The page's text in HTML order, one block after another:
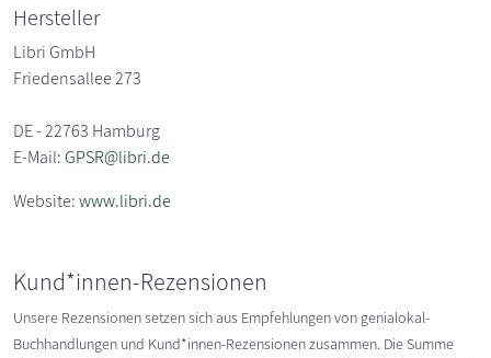
Hersteller
Libri GmbH
Friedensallee 273
DE - 22763 Hamburg
E-Mail:GPSR@libri.de
Website:www.libri.de
Kund*innen-Rezensionen
Unsere Rezensionen setzen sich aus Empfehlungen von genialokal-
Buchhandlungen und Kund*innen-Rezensionen zusammen. Die Summe